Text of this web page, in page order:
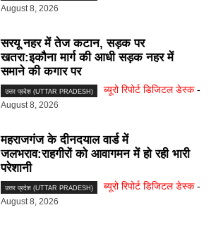
August 8, 2026
सरयू नहर में तेज कटान, सड़क पर
खतरा:इकौना मार्ग की आधी सड़क नहर में
समाने की कगार पर
उत्तर प्रदेश (UTTAR PRADESH) ब्यूरो रिपोर्ट डिजिटल डेस्क -
August 8, 2026
महराजगंज के दीनदयाल वार्ड में
जलभराव:राहगीरों को आवागमन में हो रही भारी
परेशानी
उत्तर प्रदेश (UTTAR PRADESH) ब्यूरो रिपोर्ट डिजिटल डेस्क -
August 8, 2026